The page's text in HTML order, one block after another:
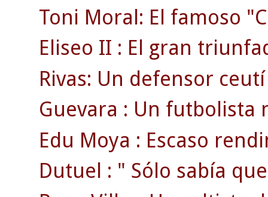
Toni Moral: El famoso
Eliseo II : El gran
Rivas: Un defensor
Guevara : Un futbolista
Edu Moya : Escaso
Dutuel : " Sólo sabía